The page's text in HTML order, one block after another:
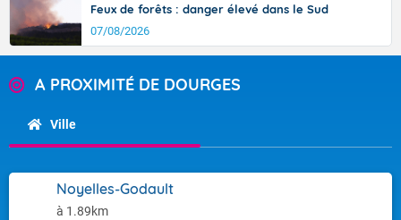
Feux de forêts : danger élevé dans le Sud
07/08/2026
A PROXIMITÉ DE DOURGES
Ville
Noyelles-Godault
à 1.89km